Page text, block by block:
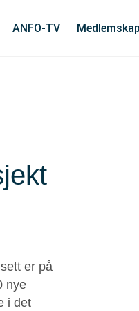
ANFO-TV Medlemskap
er på
nye
i det